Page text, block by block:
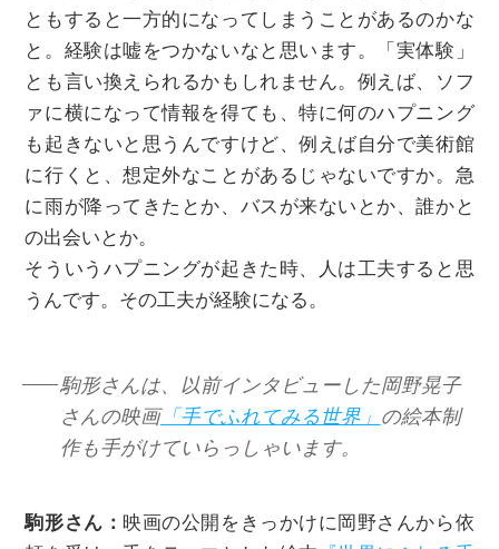
ともすると一方的になってしまうことがあるのかな
と。経験は嘘をつかないなと思います。「実体験」
とも言い換えられるかもしれません。例えば、ソフ
ァに横になって情報を得ても、特に何のハプニング
も起きないと思うんですけど、例えば自分で美術館
に行くと、想定外なことがあるじゃないですか。急
に雨が降ってきたとか、バスが来ないとか、誰かと
の出会いとか。
そういうハプニングが起きた時、人は工夫すると思
うんです。その工夫が経験になる。
駒形さんは、以前インタビューした岡野晃子
さんの映画「手でふれてみる世界」 の絵本制
作も手がけていらっしゃいます。
駒形さん： 映画の公開をきっかけに岡野さんから依